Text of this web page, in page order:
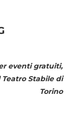
eventi gratuiti,
Teatro Stabile di
Torino